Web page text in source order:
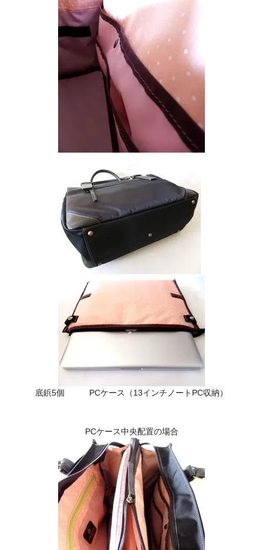
底鋲5個 PCケース（13インチノートPC収納）
PCケース中央配置の場合